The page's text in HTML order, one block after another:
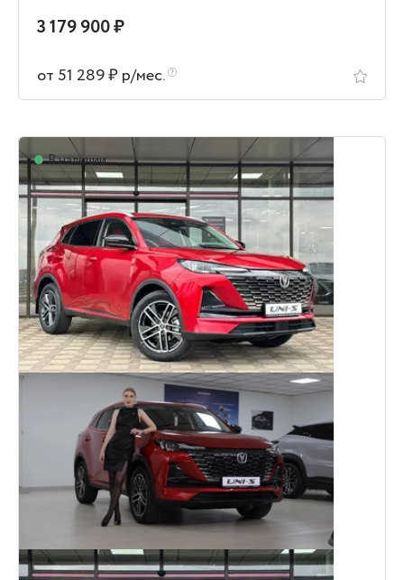
3 179 900 ₽
от 51 289 ₽ р/мес.
В наличии